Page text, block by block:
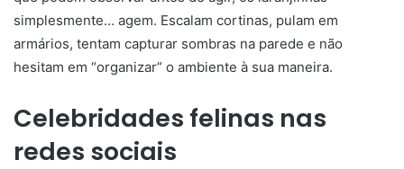
simplesmente… agem. Escalam cortinas, pulam em
armários, tentam capturar sombras na parede e não
hesitam em “organizar” o ambiente à sua maneira.
Celebridades felinas nas
redes sociais